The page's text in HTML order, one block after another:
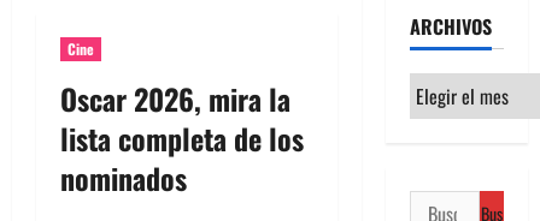
Cine
Oscar 2026, mira la
lista completa de los
nominados
ARCHIVOS
Archivos
Buscar: